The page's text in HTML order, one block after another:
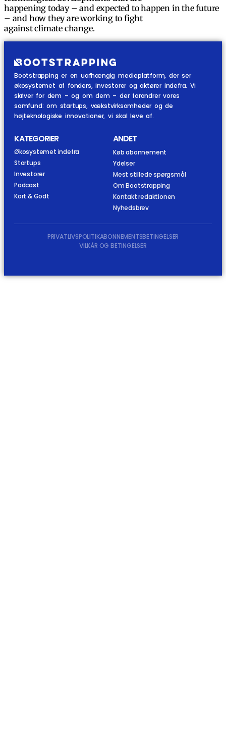
happening today – and expected to happen in the future
– and how they are working to fight
against climate change.
Bootstrapping er en uafhængig medieplatform, der ser
økosystemet af fonders, investorer og aktører indefra. Vi
skriver for dem – og om dem – der forandrer vores
samfund: om startups, vækstvirksomheder og de
højteknologiske innovationer, vi skal leve af.
KATEGORIER
Økosystemet indefra
Startups
Investorer
Podcast
Kort & Godt
ANDET
Køb abonnement
Ydelser
Mest stillede spørgsmål
Om Bootstrapping
Kontakt redaktionen
Nyhedsbrev
PRIVATLIVSPOLITIKABONNEMENTSBETINGELSER
VILKÅR OG BETINGELSER